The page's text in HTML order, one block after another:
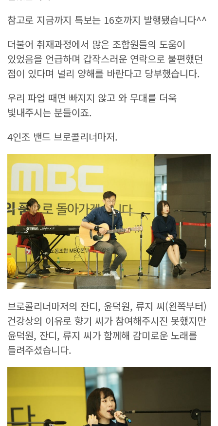
참고로 지금까지 특보는 16호까지 발행됐습니다^^
더불어 취재과정에서 많은 조합원들의 도움이
있었음을 언급하며 갑작스러운 연락으로 불편했던
점이 있다며 널리 양해를 바란다고 당부했습니다.
우리 파업 때면 빠지지 않고 와 무대를 더욱
빛내주시는 분들이죠.
4인조 밴드 브로콜리너마저.
브로콜리너마저의 잔디, 윤덕원, 류지 씨(왼쪽부터)
건강상의 이유로 향기 씨가 참여해주시진 못했지만
윤덕원, 잔디, 류지 씨가 함께해 감미로운 노래를
들려주셨습니다.